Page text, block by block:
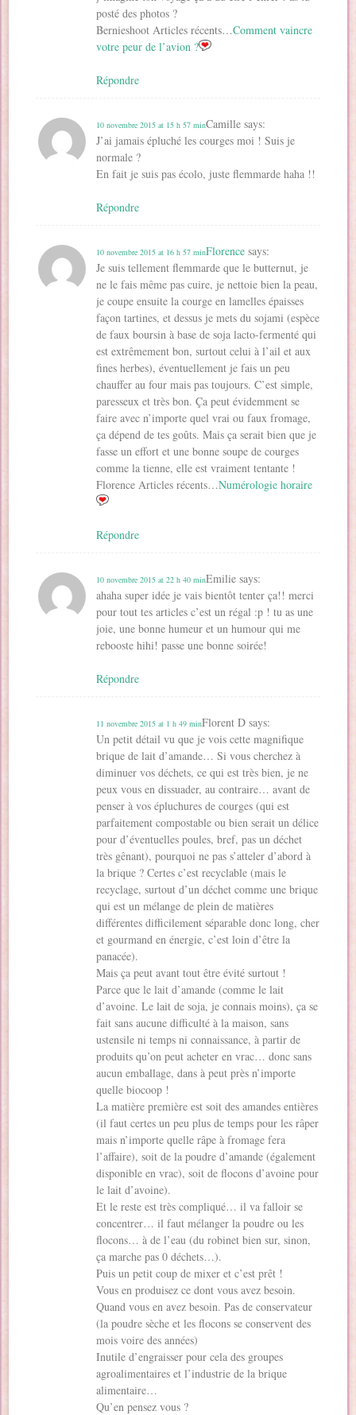
posté des photos ?
Bernieshoot Articles récents…Comment vaincre
votre peur de l’avion ?
Répondre
Camille says:
10 novembre 2015 at 15 h 57 min
J’ai jamais épluché les courges moi ! Suis je
normale ?
En fait je suis pas écolo, juste flemmarde haha !!
Répondre
Florence says:
10 novembre 2015 at 16 h 57 min
Je suis tellement flemmarde que le butternut, je
ne le fais même pas cuire, je nettoie bien la peau,
je coupe ensuite la courge en lamelles épaisses
façon tartines, et dessus je mets du sojami (espèce
de faux boursin à base de soja lacto-fermenté qui
est extrêmement bon, surtout celui à l’ail et aux
fines herbes), éventuellement je fais un peu
chauffer au four mais pas toujours. C’est simple,
paresseux et très bon. Ça peut évidemment se
faire avec n’importe quel vrai ou faux fromage,
ça dépend de tes goûts. Mais ça serait bien que je
fasse un effort et une bonne soupe de courges
comme la tienne, elle est vraiment tentante !
Florence Articles récents…Numérologie horaire
Répondre
Emilie says:
10 novembre 2015 at 22 h 40 min
ahaha super idée je vais bientôt tenter ça!! merci
pour tout tes articles c’est un régal :p ! tu as une
joie, une bonne humeur et un humour qui me
rebooste hihi! passe une bonne soirée!
Répondre
Florent D says:
11 novembre 2015 at 1 h 49 min
Un petit détail vu que je vois cette magnifique
brique de lait d’amande… Si vous cherchez à
diminuer vos déchets, ce qui est très bien, je ne
peux vous en dissuader, au contraire… avant de
penser à vos épluchures de courges (qui est
parfaitement compostable ou bien serait un délice
pour d’éventuelles poules, bref, pas un déchet
très gênant), pourquoi ne pas s’atteler d’abord à
la brique ? Certes c’est recyclable (mais le
recyclage, surtout d’un déchet comme une brique
qui est un mélange de plein de matières
différentes difficilement séparable donc long, cher
et gourmand en énergie, c’est loin d’être la
panacée).
Mais ça peut avant tout être évité surtout !
Parce que le lait d’amande (comme le lait
d’avoine. Le lait de soja, je connais moins), ça se
fait sans aucune difficulté à la maison, sans
ustensile ni temps ni connaissance, à partir de
produits qu’on peut acheter en vrac… donc sans
aucun emballage, dans à peut près n’importe
quelle biocoop !
La matière première est soit des amandes entières
(il faut certes un peu plus de temps pour les râper
mais n’importe quelle râpe à fromage fera
l’affaire), soit de la poudre d’amande (également
disponible en vrac), soit de flocons d’avoine pour
le lait d’avoine).
Et le reste est très compliqué… il va falloir se
concentrer… il faut mélanger la poudre ou les
flocons… à de l’eau (du robinet bien sur, sinon,
ça marche pas 0 déchets…).
Puis un petit coup de mixer et c’est prêt !
Vous en produisez ce dont vous avez besoin.
Quand vous en avez besoin. Pas de conservateur
(la poudre sèche et les flocons se conservent des
mois voire des années)
Inutile d’engraisser pour cela des groupes
agroalimentaires et l’industrie de la brique
alimentaire…
Qu’en pensez vous ?